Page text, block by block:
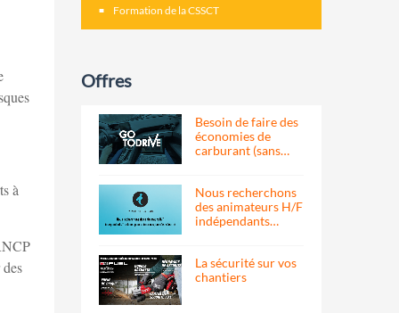
à
Formation de la CSSCT
Offres
Besoin de faire des
économies de
carburant (sans…
Nous recherchons
des animateurs H/F
indépendants…
La sécurité sur vos
chantiers